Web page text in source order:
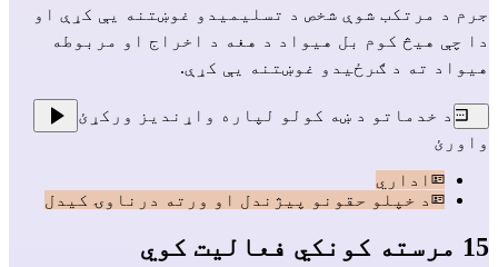
جرم د مرتکب شوې شخص د تسلیمیدو غوښتنه یې کړې او
دا چې هیڅ کوم بل هیواد د هغه د اخراج او مربوطه
هیواد ته د ګرځیدو غوښتنه يې کړې.
د خدماتو د ښه کولو لپاره واړندیز ورکړئ
واورئ
اداري
د خپلو حقونو پیژندل او ورته درناوۍ کیدل
15 مرسته کونکي فعالیت کوي